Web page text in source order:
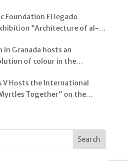
Foundation El legado
“Architecture of al-
in Granada hosts an
of colour in the
V Hosts the International
Together” on the